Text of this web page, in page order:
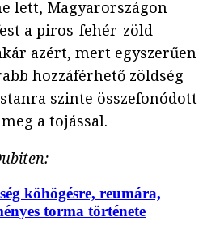
lett, Magyarországon
a piros-fehér-zöld
azért, mert egyszerűen
hozzáférhető zöldség
szinte összefonódott
a tojással.
köhögésre, reumára,
torma története